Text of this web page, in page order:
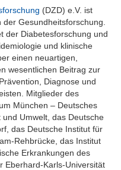
(DZD) e.V. ist
Gesundheitsforschung.
der Diabetesforschung und
und klinische
einen neuartigen,
wesentlichen Beitrag zur
Diagnose und
Mitglieder des
München – Deutsches
Umwelt, das Deutsche
das Deutsche Institut für
Rehbrücke, das Institut
Erkrankungen des
Eberhard-Karls-Universität